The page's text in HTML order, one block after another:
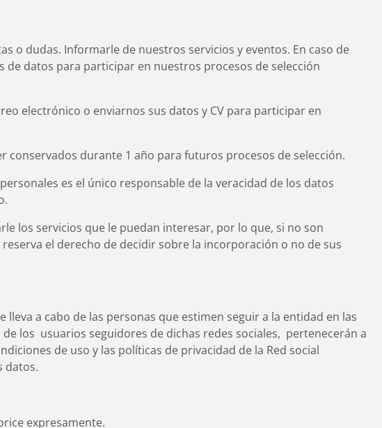
o dudas. Informarle de nuestros servicios y eventos. En caso de
datos para participar en nuestros procesos de selección
electrónico o enviarnos sus datos y CV para participar en
conservados durante 1 año para futuros procesos de selección.
es el único responsable de la veracidad de los datos
los servicios que le puedan interesar, por lo que, si no son
el derecho de decidir sobre la incorporación o no de sus
a cabo de las personas que estimen seguir a la entidad en las
los usuarios seguidores de dichas redes sociales, pertenecerán a
de uso y las políticas de privacidad de la Red social
datos.
expresamente.